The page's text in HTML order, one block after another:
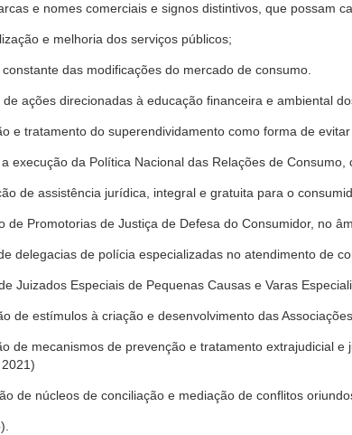
e nomes comerciais e signos distintivos, que possam
e melhoria dos serviços públicos;
das modificações do mercado de consumo.
de ações direcionadas à educação financeira e ambiental
e tratamento do superendividamento como forma de
a execução da Política Nacional das Relações de
de assistência jurídica, integral e gratuita para o
de Promotorias de Justiça de Defesa do Consumidor, no
delegacias de polícia especializadas no atendimento de
Juizados Especiais de Pequenas Causas e Varas
de estímulos à criação e desenvolvimento das
de mecanismos de prevenção e tratamento
de núcleos de conciliação e mediação de conflitos